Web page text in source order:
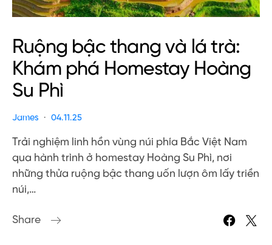
Ruộng bậc thang và lá trà:
Khám phá Homestay Hoàng
Su Phì
James 04.11.25
Trải nghiệm linh hồn vùng núi phía Bắc Việt Nam
qua hành trình ở homestay Hoàng Su Phì, nơi
những thửa ruộng bậc thang uốn lượn ôm lấy triền
núi,…
Share